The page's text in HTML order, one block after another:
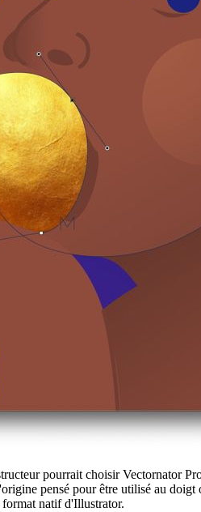
pourrait choisir Vectornator
pensé pour être utilisé au
natif d'Illustrator.